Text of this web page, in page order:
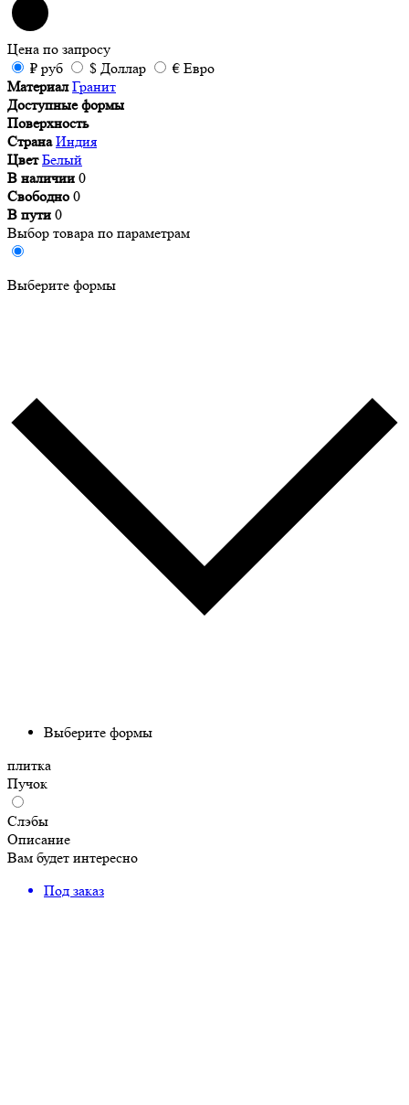
Цена по запросу
₽ руб $ Доллар € Евро
Материал Гранит
Доступные формы
Поверхность
Страна Индия
Цвет Белый
В наличии 0
Свободно 0
В пути 0
Выбор товара по параметрам
Выберите формы
Выберите формы
плитка
Пучок
Слэбы
Описание
Вам будет интересно
Под заказ